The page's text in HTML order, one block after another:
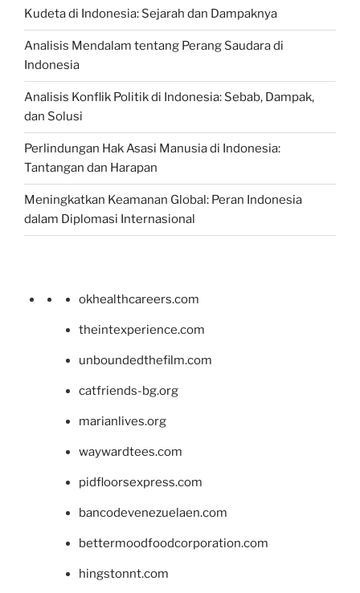
Kudeta di Indonesia: Sejarah dan Dampaknya
Analisis Mendalam tentang Perang Saudara di
Indonesia
Analisis Konflik Politik di Indonesia: Sebab, Dampak,
dan Solusi
Perlindungan Hak Asasi Manusia di Indonesia:
Tantangan dan Harapan
Meningkatkan Keamanan Global: Peran Indonesia
dalam Diplomasi Internasional
okhealthcareers.com
theintexperience.com
unboundedthefilm.com
catfriends-bg.org
marianlives.org
waywardtees.com
pidfloorsexpress.com
bancodevenezuelaen.com
bettermoodfoodcorporation.com
hingstonnt.com